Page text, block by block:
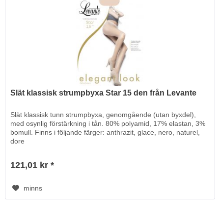
Slät klassisk strumpbyxa Star 15 den från Levante
Slät klassisk tunn strumpbyxa, genomgående (utan byxdel),
med osynlig förstärkning i tån. 80% polyamid, 17% elastan, 3%
bomull. Finns i följande färger: anthrazit, glace, nero, naturel,
dore
121,01 kr *
minns